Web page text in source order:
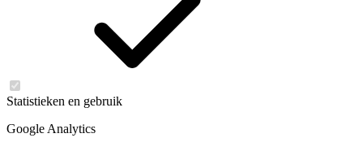
Statistieken en gebruik
Google Analytics